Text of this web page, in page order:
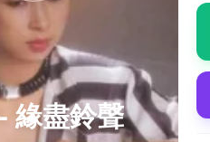
緣盡鈴聲